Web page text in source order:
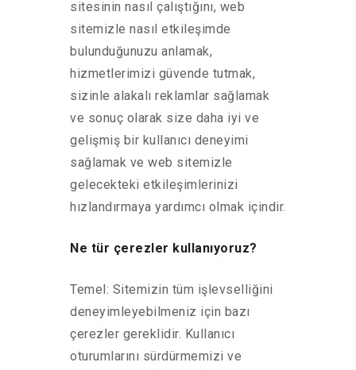
sitesinin nasıl çalıştığını, web
sitemizle nasıl etkileşimde
bulunduğunuzu anlamak,
hizmetlerimizi güvende tutmak,
sizinle alakalı reklamlar sağlamak
ve sonuç olarak size daha iyi ve
gelişmiş bir kullanıcı deneyimi
sağlamak ve web sitemizle
gelecekteki etkileşimlerinizi
hızlandırmaya yardımcı olmak içindir.
Ne tür çerezler kullanıyoruz?
Temel: Sitemizin tüm işlevselliğini
deneyimleyebilmeniz için bazı
çerezler gereklidir. Kullanıcı
oturumlarını sürdürmemizi ve